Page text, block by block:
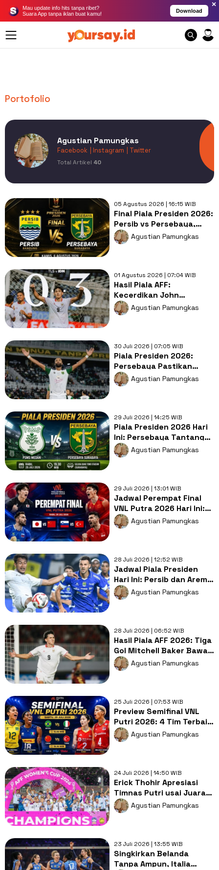
Mau update info hits tanpa ribet?
Suara App tanpa iklan buat kamu!
Download
×
Portofolio
Agustian Pamungkas
Facebook | Instagram | Twitter
Total Artikel 40
05 Agustus 2026 | 16:15 WIB
Final Piala Presiden 2026:
Persib vs Persebaya,
Duel Dua Tim dengan
Statistik Nyaris Identik
Agustian Pamungkas
01 Agustus 2026 | 07:04 WIB
Hasil Piala AFF:
Kecerdikan John
Herdman Antar Indonesia
Libas Timor Leste
Agustian Pamungkas
30 Juli 2026 | 07:05 WIB
Piala Presiden 2026:
Persebaya Pastikan
Tiket Semifinal usai
Tekuk PSMS
Agustian Pamungkas
29 Juli 2026 | 14:25 WIB
Piala Presiden 2026 Hari
Ini: Persebaya Tantang
PSMS demi Tiket
Semifinal
Agustian Pamungkas
29 Juli 2026 | 13:01 WIB
Jadwal Perempat Final
VNL Putra 2026 Hari Ini:
Jepang Hadapi China,
Slovenia Ditantang Turki!
Agustian Pamungkas
28 Juli 2026 | 12:52 WIB
Jadwal Piala Presiden
Hari Ini: Persib dan Arema
Jalani Laga Penentu
Agustian Pamungkas
28 Juli 2026 | 06:52 WIB
Hasil Piala AFF 2026: Tiga
Gol Mitchell Baker Bawa
Indonesia Hajar Kamboja
Agustian Pamungkas
25 Juli 2026 | 07:53 WIB
Preview Semifinal VNL
Putri 2026: 4 Tim Terbaik
Berebut Tiket Final
Agustian Pamungkas
24 Juli 2026 | 14:50 WIB
Erick Thohir Apresiasi
Timnas Putri usai Juara
AFF Women's Cup 2026
Agustian Pamungkas
23 Juli 2026 | 13:55 WIB
Singkirkan Belanda
Tanpa Ampun, Italia